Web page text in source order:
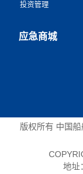
投资管理
应急商城
版权所有 中国
地址